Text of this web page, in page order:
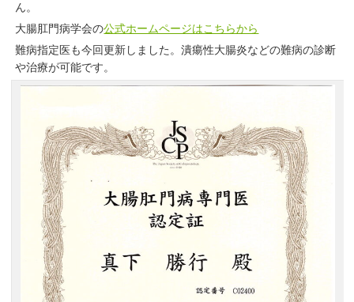
ん。
大腸肛門病学会の公式ホームページはこちらから
難病指定医も今回更新しました。潰瘍性大腸炎などの難病の診断
や治療が可能です。